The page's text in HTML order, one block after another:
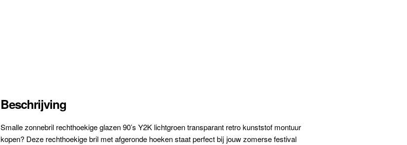
Beschrijving
Smalle zonnebril rechthoekige glazen 90’s Y2K lichtgroen transparant retro kunststof montuur
kopen? Deze rechthoekige bril met afgeronde hoeken staat perfect bij jouw zomerse festival